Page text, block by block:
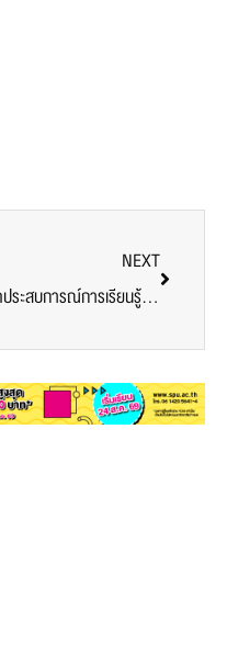
NEXT
เปิดประสบการณ์การเรียนรู้! ท่าอากาศยานนานาชาติ อู่ตะเภา กับ นศ.การจัดการธุรกิจการบิน คณะบริหารธุรกิจ SPU